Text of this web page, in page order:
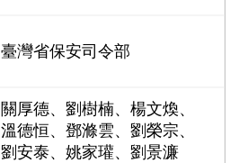
臺灣省保安司令部
關厚德、劉樹楠、楊文煥、
溫德恒、鄧滌雲、劉榮宗、
劉安泰、姚家瓘、劉景濂